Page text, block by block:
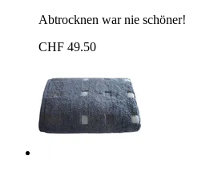
Abtrocknen war nie schöner!
CHF 49.50